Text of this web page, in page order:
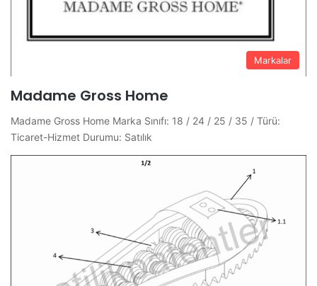
Markalar
Madame Gross Home
Madame Gross Home Marka Sınıfı: 18 / 24 / 25 / 35 / Türü:
Ticaret-Hizmet Durumu: Satılık